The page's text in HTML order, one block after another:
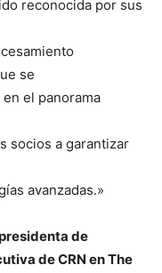
reconocida por sus
se
el panorama
socios a garantizar
avanzadas.»
de
de CRN en The